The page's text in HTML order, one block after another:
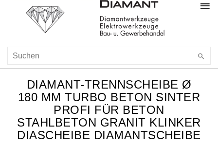
DIAMANT-TRENNSCHEIBE Ø
180 MM TURBO BETON SINTER
PROFI FÜR BETON
STAHLBETON GRANIT KLINKER
DIASCHEIBE DIAMANTSCHEIBE